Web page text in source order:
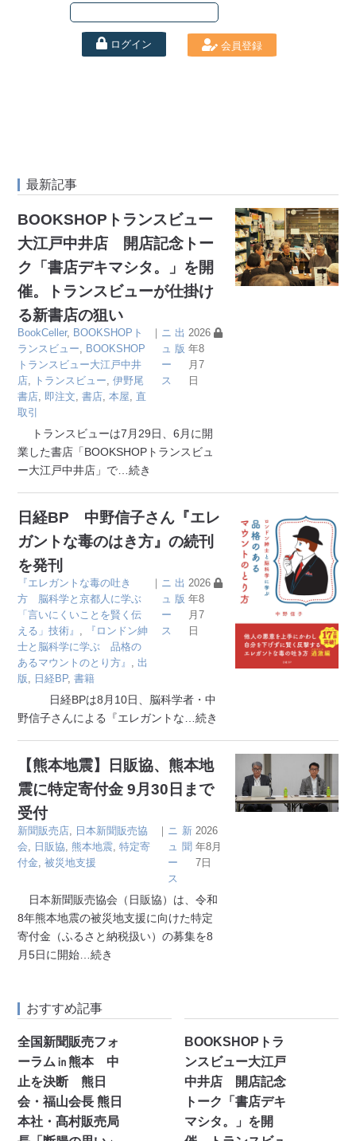
ログイン 会員登録
最新記事
BOOKSHOPトランスビュー
大江戸中井店 開店記念トー
ク「書店デキマシタ。」を開
催。トランスビューが仕掛け
る新書店の狙い
BookCeller, BOOKSHOPト
ランスビュー, BOOKSHOP
トランスビュー大江戸中井
店, トランスビュー,伊野尾
書店, 即注文,書店,本屋, 直
取引
｜ ニ
ュ
ー
ス
出
版
2026
年8
月7
日
トランスビューは7月29日、6月に開
業した書店「BOOKSHOPトランスビュ
ー大江戸中井店」で …続き
日経BP 中野信子さん『エレ
ガントな毒のはき方』の続刊
を発刊
『エレガントな毒の吐き
方 脳科学と京都人に学ぶ
「言いにくいことを賢く伝
える」技術』 ,
『ロンドン紳
士と脳科学に学ぶ 品格の
あるマウントのとり方』 , 出
版, 日経BP,書籍
｜ ニ
ュ
ー
ス
出
版
2026
年8
月7
日
日経BPは8月10日、脳科学者・中
野信子さんによる『エレガントな …続き
【熊本地震】日販協、熊本地
震に特定寄付金 9月30日まで
受付
新聞販売店, 日本新聞販売協
会, 日販協, 熊本地震,特定寄
付金,被災地支援
｜ ニ
ュ
ー
ス
新
聞
2026
年8月
7日
日本新聞販売協会（日販協）は、令和
8年熊本地震の被災地支援に向けた特定
寄付金（ふるさと納税扱い）の募集を8
月5日に開始 …続き
おすすめ記事
全国新聞販売フォ
ーラム㏌熊本 中
止を決断 熊日
会・福山会長 熊日
本社・髙村販売局
BOOKSHOPトラ
ンスビュー大江戸
中井店 開店記念
トーク「書店デキ
マシタ。」を開